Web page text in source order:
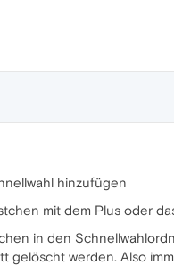
hinzufügen
mit dem Plus oder
in den
gelöscht werden. Also